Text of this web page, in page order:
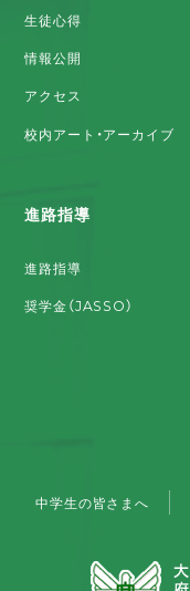
生徒心得
情報公開
アクセス
校内アート・アーカイブ
進路指導
進路指導
奨学金（JASSO）
中学生の皆さまへ